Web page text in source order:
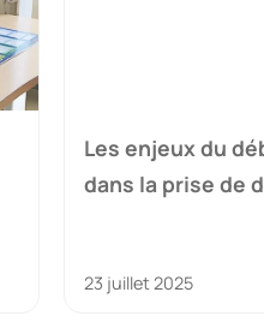
Les enjeux du
dans la prise de
23 juillet 2025